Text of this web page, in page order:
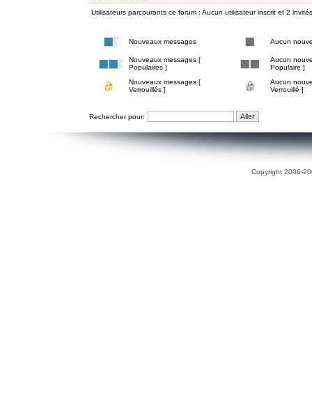
Utilisateurs parcourants ce forum : Aucun utilisateur inscrit et 2 invités
Nouveaux messages Aucun
Nouveaux messages [
Populaires ]
Aucun
Populaire ]
Nouveaux messages [
Verrouillés ]
Aucun
Verrouillé ]
Rechercher pour:
Copyright 2006-